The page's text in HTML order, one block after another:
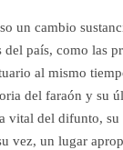
un cambio
del país, como las
al mismo
del faraón y su
vital del difunto,
vez, un lugar